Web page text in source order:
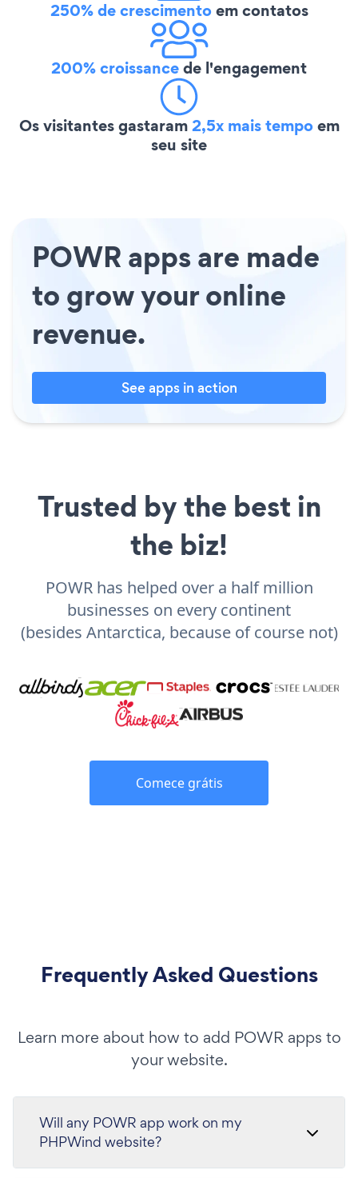
250% de crescimentoem contatos
200% croissancede l'engagement
Os visitantes gastaram2,5x mais tempoem
seu site
POWR apps are made
to grow your online
revenue.
See apps in action
Trusted by the best in
the biz!
POWR has helped over a half million
businesses on every continent
(besides Antarctica, because of course not)
Comece grátis
Frequently Asked Questions
Learn more about how to add POWR apps to
your website.
Will any POWR app work on my
PHPWind website?